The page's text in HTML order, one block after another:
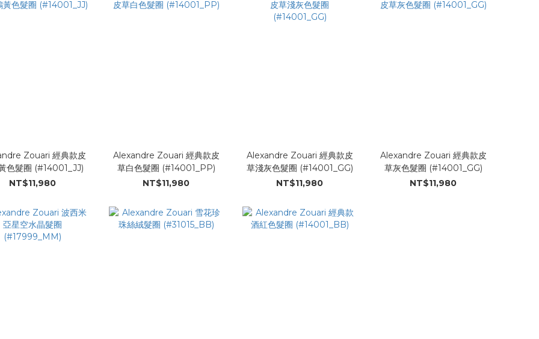
Zouari 經典款皮
色髮圈 (#14001_JJ)
NT$11,980
Alexandre Zouari 經典款皮
草白色髮圈 (#14001_PP)
NT$11,980
Alexandre Zouari 經典款皮
草淺灰色髮圈 (#14001_GG)
NT$11,980
Alexandre Zouari 經典款皮
草灰色髮圈 (#14001_GG)
NT$11,980